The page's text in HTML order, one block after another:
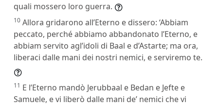
quali mossero loro guerra.
10 Allora gridarono all’Eterno e dissero: ‘Abbiam
peccato, perché abbiamo abbandonato l’Eterno, e
abbiam servito agl’idoli di Baal e d’Astarte; ma ora,
liberaci dalle mani dei nostri nemici, e serviremo te.
11 E l’Eterno mandò Jerubbaal e Bedan e Jefte e
Samuele, e vi liberò dalle mani de’ nemici che vi